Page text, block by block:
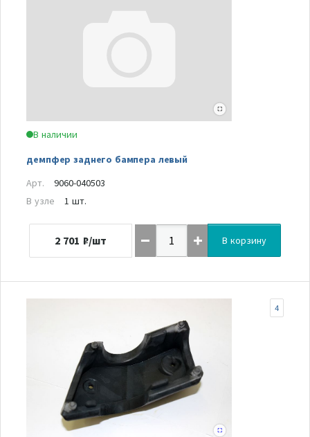
В наличии
демпфер заднего бампера левый
Арт.
9060-040503
В узле
1 шт.
2 701 ₽/шт В корзину
4